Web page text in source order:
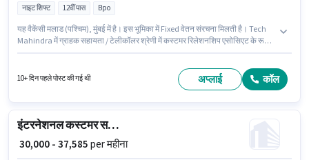
नाइट शिफ्ट 12वीं पास Bpo
यह वैकेंसी मलाड (पश्चिम), मुंबई में है। इस भूमिका में Fixed वेतन संरचना मिलती है। Tech
Mahindra में ग्राहक सहायता / टेलीकॉलर श्रेणी में कस्टमर रिलेशनशिप एसोसिएट के रूप में
रहेगा। इस भूमिका के लिए आवेदक के पास कंप्यूटर नॉलेज, इंटरनेशनल कॉलिंग, क्वेरी
10+ दिन पहले पोस्ट की गई थी अप्लाई कॉल
इंटरनेशनल कस्टमर सपोर्ट एग्जीक्यूटिव
₹ 30,000 - 37,585per महीना